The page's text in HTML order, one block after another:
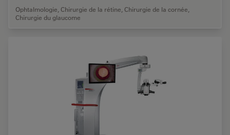
Ophtalmologie, Chirurgie de la rétine, Chirurgie de la cornée,
Chirurgie du glaucome